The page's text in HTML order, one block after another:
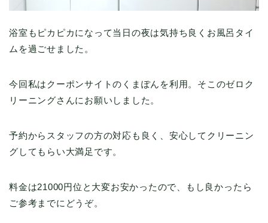
浴室もピカピカになって当日の夜は気持ち良くお風呂タイ
ムを過ごせました。
今回私はクーポンサイトのくまぽんを利用。そこのゼロク
リーニングさんにお願いしました。
予約からスタッフの方の対応も良く、安心してクリーニン
グしてもらい大満足です。
料金は21000円位と大変お安かったので、もし良かったら
ご参考までにどうぞ。